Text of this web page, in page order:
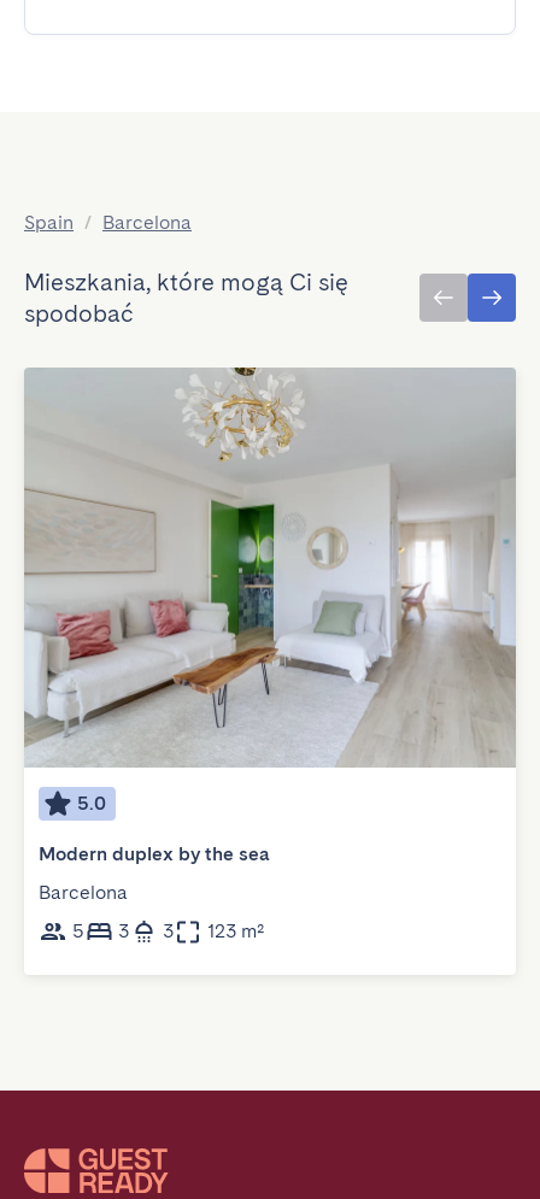
Spain / Barcelona
Mieszkania, które mogą Ci się
spodobać
5.0
Modern duplex by the sea
Barcelona
5
3 3 123 m²